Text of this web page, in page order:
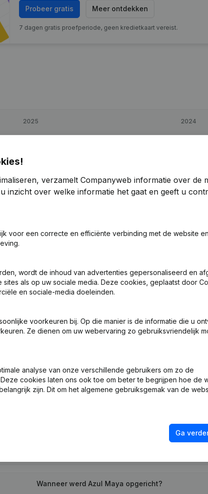
Probeer gratis Meer ontdekken
7 dagen gratis proefperiode, geen kredietkaart vereist.
2025 2024
Rechtspersoon, Opening Bijkantoor, enz...)(FR)
Wanneer werd Azul Maya opgericht?
verzamelt Companyweb informatie over de
inzicht over welke informatie het gaat en geeft u
voor een correcte en efficiënte verbinding met de website en
wordt de inhoud van advertenties gepersonaliseerd en
als op uw sociale media. Deze cookies, geplaatst door
en sociale-media doeleinden.
voorkeuren bij. Op die manier is de informatie die u
Ze dienen om uw webervaring zo gebruiksvriendelijk
analyse van onze verschillende gebruikers om zo de
cookies laten ons ook toe om beter te begrijpen hoe de
zijn. Dit om het algemene gebruiksgemak van de
Ga